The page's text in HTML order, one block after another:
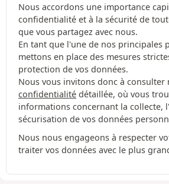
Nous accordons une importance
confidentialité et à la sécurité de
que vous partagez avec nous.
En tant que l'une de nos principales
mettons en place des mesures
protection de vos données.
Nous vous invitons donc à consulter
confidentialité détaillée, où vous
informations concernant la collecte,
sécurisation de vos données
Nous nous engageons à respecter
traiter vos données avec le plus